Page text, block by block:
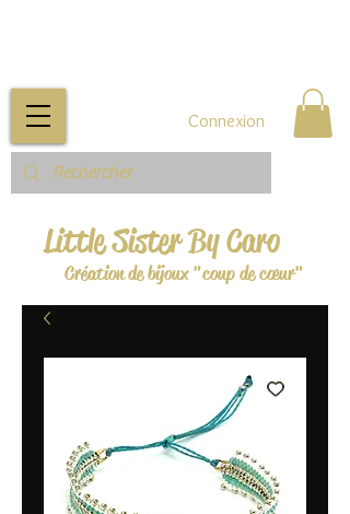
Little Sister By Caro
Création de bijoux "coup de cœur"
Connexion